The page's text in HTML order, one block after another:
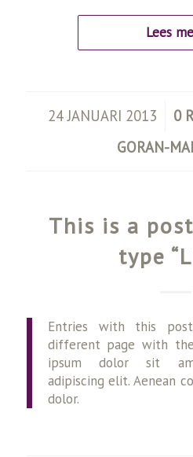
Lees
24 JANUARI 2013
/ 0
GORAN-
This is a
type
Entries with this
different page with
ipsum dolor sit
adipiscing elit. Aenean
dolor.